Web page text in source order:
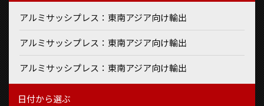
アルミサッシプレス：東南アジア向け輸出
アルミサッシプレス：東南アジア向け輸出
アルミサッシプレス：東南アジア向け輸出
日付から選ぶ